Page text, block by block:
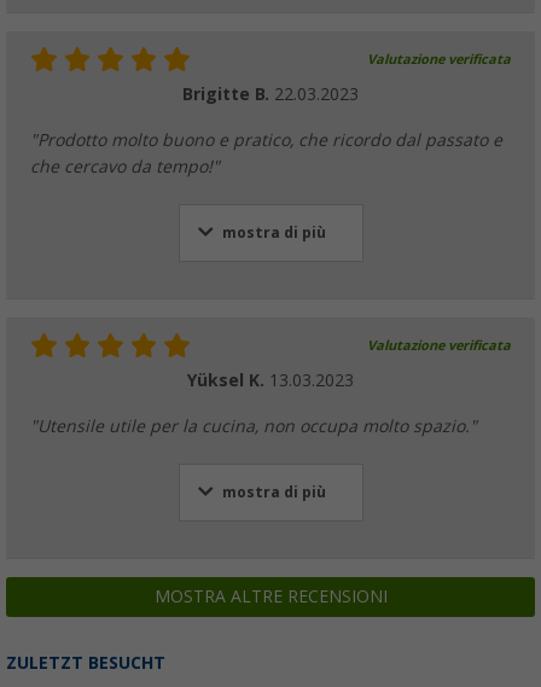
Valutazione verificata
Brigitte B. 22.03.2023
"Prodotto molto buono e pratico, che ricordo dal passato e
che cercavo da tempo!"
mostra di più
Valutazione verificata
Yüksel K. 13.03.2023
"Utensile utile per la cucina, non occupa molto spazio."
mostra di più
MOSTRA ALTRE RECENSIONI
ZULETZT BESUCHT